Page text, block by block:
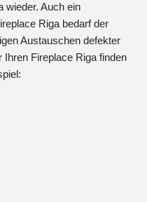
wieder. Auch ein
Riga bedarf der
Austauschen defekter
Ihren Fireplace Riga finden